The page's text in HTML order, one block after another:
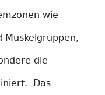
wie
Muskelgruppen,
die
Das